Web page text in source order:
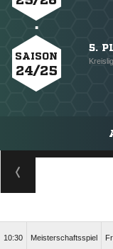
SAISON
24/25
5.
10:30 Meisterschaftsspiel